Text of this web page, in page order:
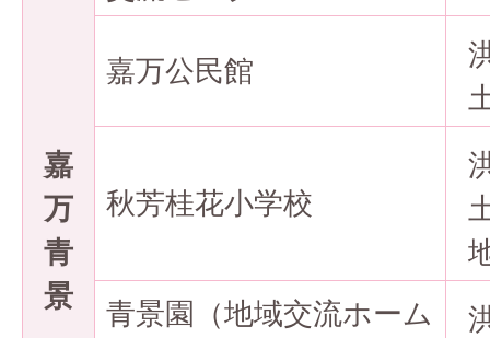
嘉
万
青
景
嘉万公民館
秋芳桂花小学校
青景園（地域交流ホーム